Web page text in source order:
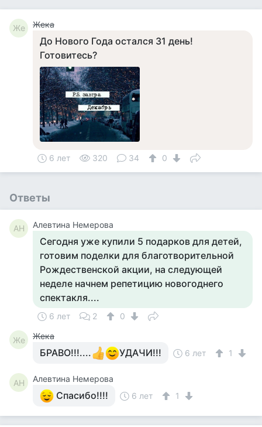
Же Жека
До Нового Года остался 31 день!
Готовитесь?
6 лет 320 34 0
Ответы
АН Алевтина Немерова
Сегодня уже купили 5 подарков для детей,
готовим поделки для благотворительной
Рождественской акции, на следующей
неделе начнем репетицию новогоднего
спектакля....
6 лет 2 0
Же Жека
БРАВО!!!.... УДАЧИ!!! 6 лет 1
АН Алевтина Немерова
Спасибо!!!! 6 лет 1